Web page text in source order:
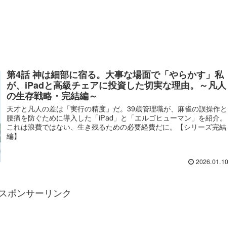
第4話 神は細部に宿る。大事な場面で「やらかす」私
が、iPadと高級チェアに投資した切実な理由。～凡人
の生存戦略・完結編～
天才と凡人の差は「実行の精度」だ。39歳管理職が、麻雀の誤操作と
腰痛を防ぐために導入した「iPad」と「エルゴヒューマン」を紹介。
これは浪費ではない、生き残るための必要経費だに。【シリーズ完結
編】
2026.01.10
スポンサーリンク